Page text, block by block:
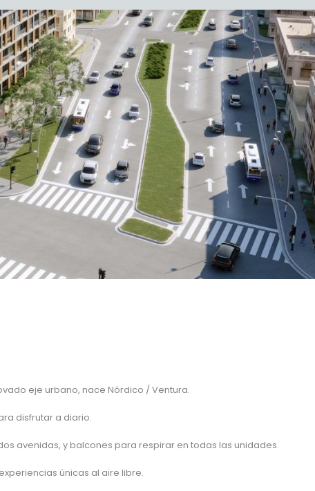
eje urbano, nace Nórdico / Ventura.
disfrutar a diario.
avenidas, y balcones para respirar en todas las unidades.
únicas al aire libre.